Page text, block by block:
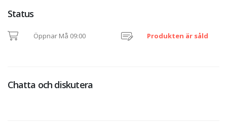
Status
Öppnar Må 09:00 Produkten är såld
Chatta och diskutera